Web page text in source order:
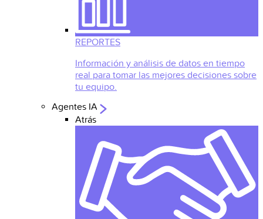
REPORTES
Información y análisis de datos en tiempo
real para tomar las mejores decisiones sobre
tu equipo.
Agentes IA
Atrás